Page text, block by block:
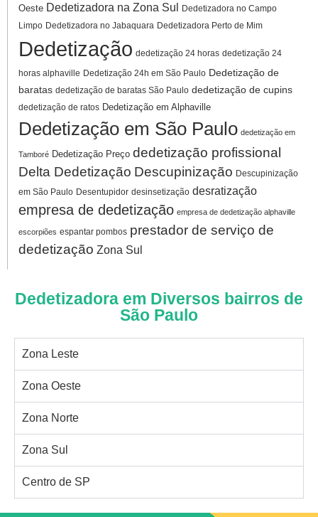
Oeste Dedetizadora na Zona Sul
Dedetizadora no Campo
Limpo Dedetizadora no Jabaquara Dedetizadora Perto de Mim
Dedetização dedetização 24 horas dedetização 24
horas alphaville Dedetização 24h em São Paulo Dedetização de
baratas dedetização de baratas São Paulo dedetização de cupins
dedetização de ratos Dedetização em Alphaville
Dedetização em São Paulo dedetização em
Tamboré Dedetização Preço dedetização profissional
Delta Dedetização Descupinização Descupinização
em São Paulo Desentupidor desinsetização desratização
empresa de dedetização empresa de dedetização alphaville
escorpiões espantar pombos prestador de serviço de
dedetização Zona Sul
Dedetizadora em Diversos bairros de
São Paulo
Zona Leste
Zona Oeste
Zona Norte
Zona Sul
Centro de SP